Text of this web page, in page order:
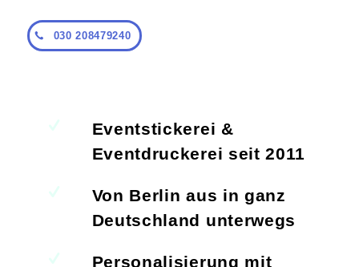
030 208479240
Eventstickerei &
Eventdruckerei seit 2011
Von Berlin aus in ganz
Deutschland unterwegs
Personalisierung mit